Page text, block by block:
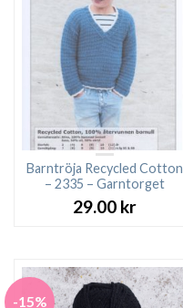
Barntröja Recycled Cotton
– 2335 – Garntorget
29.00 kr
-15%